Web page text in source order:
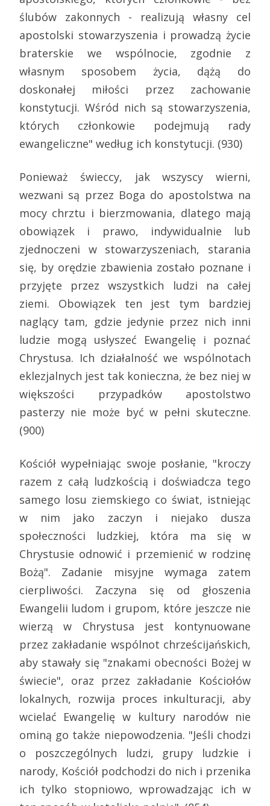
ślubów zakonnych - realizują własny cel
apostolski stowarzyszenia i prowadzą życie
braterskie we wspólnocie, zgodnie z
własnym sposobem życia, dążą do
doskonałej miłości przez zachowanie
konstytucji. Wśród nich są stowarzyszenia,
których członkowie podejmują rady
ewangeliczne" według ich konstytucji. (930)
Ponieważ świeccy, jak wszyscy wierni,
wezwani są przez Boga do apostolstwa na
mocy chrztu i bierzmowania, dlatego mają
obowiązek i prawo, indywidualnie lub
zjednoczeni w stowarzyszeniach, starania
się, by orędzie zbawienia zostało poznane i
przyjęte przez wszystkich ludzi na całej
ziemi. Obowiązek ten jest tym bardziej
naglący tam, gdzie jedynie przez nich inni
ludzie mogą usłyszeć Ewangelię i poznać
Chrystusa. Ich działalność we wspólnotach
eklezjalnych jest tak konieczna, że bez niej w
większości przypadków apostolstwo
pasterzy nie może być w pełni skuteczne.
(900)
Kościół wypełniając swoje posłanie, "kroczy
razem z całą ludzkością i doświadcza tego
samego losu ziemskiego co świat, istniejąc
w nim jako zaczyn i niejako dusza
społeczności ludzkiej, która ma się w
Chrystusie odnowić i przemienić w rodzinę
Bożą". Zadanie misyjne wymaga zatem
cierpliwości. Zaczyna się od głoszenia
Ewangelii ludom i grupom, które jeszcze nie
wierzą w Chrystusa jest kontynuowane
przez zakładanie wspólnot chrześcijańskich,
aby stawały się "znakami obecności Bożej w
świecie", oraz przez zakładanie Kościołów
lokalnych, rozwija proces inkulturacji, aby
wcielać Ewangelię w kultury narodów nie
ominą go także niepowodzenia. "Jeśli chodzi
o poszczególnych ludzi, grupy ludzkie i
narody, Kościół podchodzi do nich i przenika
ich tylko stopniowo, wprowadzając ich w